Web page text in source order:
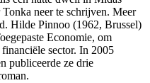
neer te schrijven. Meer
Hilde Pinnoo (1962, Brussel)
Economie, om
sector. In 2005
publiceerde ze drie